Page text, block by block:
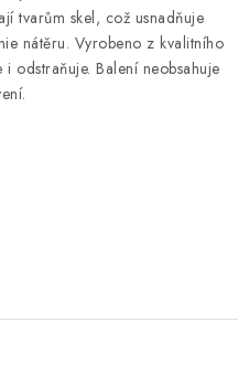
tvarům skel, což usnadňuje
nátěru. Vyrobeno z kvalitního
odstraňuje. Balení neobsahuje